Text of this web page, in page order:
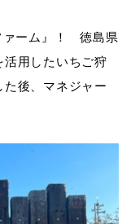
ァーム』！ 徳島県
用したいちご狩
た後、マネジャー